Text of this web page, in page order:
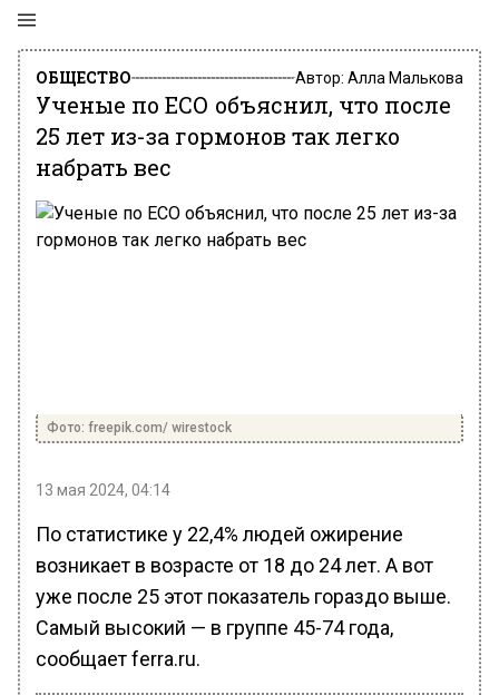
ОБЩЕСТВО Автор: Алла Малькова
Ученые по ЕСО объяснил, что после
25 лет из-за гормонов так легко
набрать вес
Фото: freepik.com/ wirestock
13 мая 2024, 04:14
По статистике у 22,4% людей ожирение
возникает в возрасте от 18 до 24 лет. А вот
уже после 25 этот показатель гораздо выше.
Самый высокий — в группе 45-74 года,
сообщает ferra.ru.